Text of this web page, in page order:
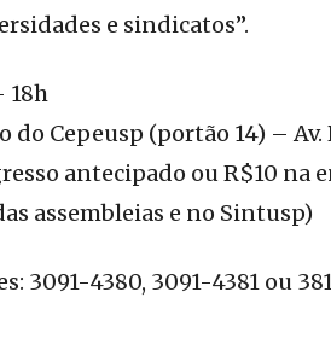
e sindicatos”.
18h
do Cepeusp (portão 14) –
antecipado ou R$10 na
assembleias e no Sintusp)
3091-4380, 3091-4381 ou